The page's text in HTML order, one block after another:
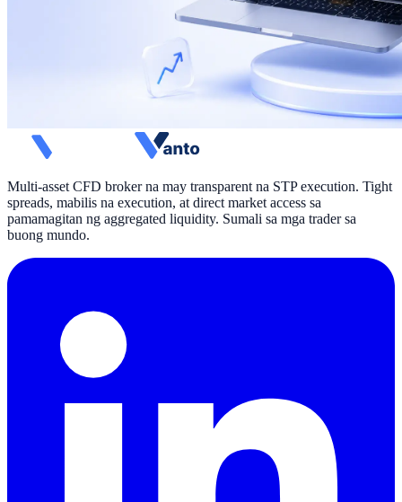
Multi-asset CFD broker na may transparent na STP execution. Tight
spreads, mabilis na execution, at direct market access sa
pamamagitan ng aggregated liquidity. Sumali sa mga trader sa
buong mundo.